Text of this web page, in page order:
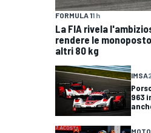
FORMULA 11 h
La FIA rivela
rendere le
altri 80 kg
IMSA
963